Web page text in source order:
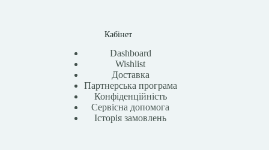
Кабінет
Dashboard
Wishlist
Доставка
Партнерська програма
Конфіденційність
Сервісна допомога
Історія замовлень